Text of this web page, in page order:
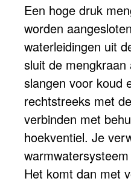
Een hoge druk
worden
waterleidingen uit
sluit de
slangen voor koud
rechtstreeks met
verbinden met
hoekventiel. Je
Het komt dan met